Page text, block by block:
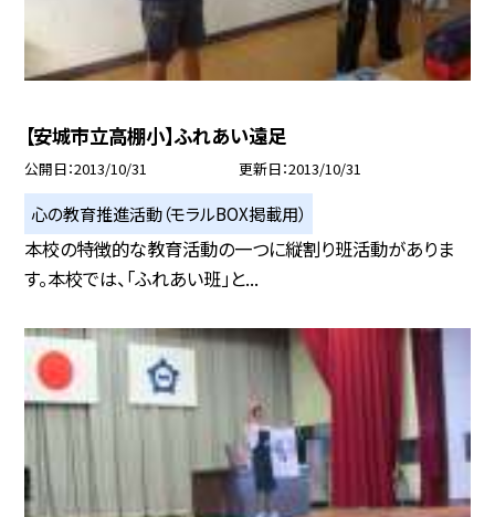
【安城市立高棚小】ふれあい遠足
公開日 2013/10/31 更新日 2013/10/31
心の教育推進活動（モラルBOX掲載用）
本校の特徴的な教育活動の一つに縦割り班活動がありま
す。本校では、「ふれあい班」と...